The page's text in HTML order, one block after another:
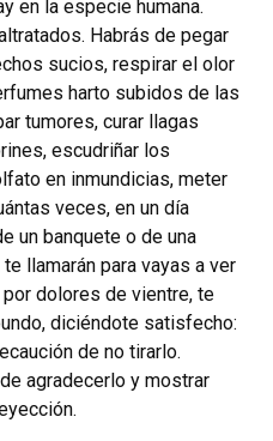
en la especie humana.
Habrás de pegar
sucios, respirar el olor
harto subidos de las
tumores, curar llagas
escudriñar los
en inmundicias, meter
veces, en un día
un banquete o de una
llamarán para vayas a ver
dolores de vientre, te
diciéndote satisfecho:
de no tirarlo.
agradecerlo y mostrar